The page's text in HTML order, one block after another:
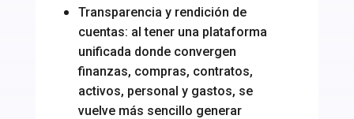
Transparencia y rendición de
cuentas: al tener una plataforma
unificada donde convergen
finanzas, compras, contratos,
activos, personal y gastos, se
vuelve más sencillo generar